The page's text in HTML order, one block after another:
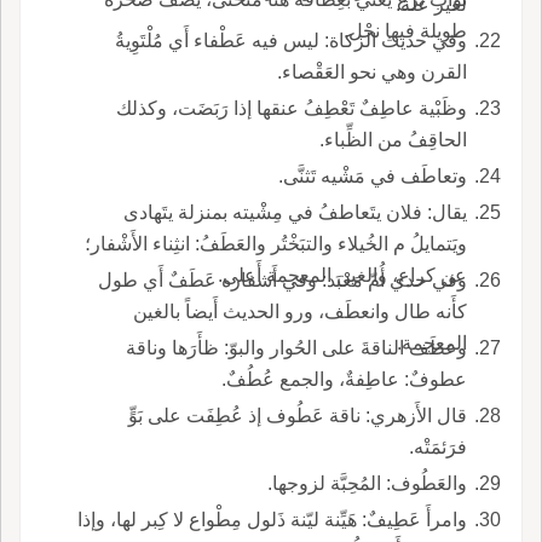
طويلة فيها نحْل.
وفي حديث الزكاة: ليس فيه عَطْفاء أَي مُلْتَوِيةُ
القرن وهي نحو العَقْصاء.
وظَبْية عاطِفٌ تَعْطِفُ عنقها إذا رَبَضَت، وكذلك
الحاقِفُ من الظِّباء.
وتعاطَف في مَشْيه تَثنَّى.
يقال: فلان يتَعاطفُ في مِشْيته بمنزلة يتَهادى
ويَتمايلُ م الخُيلاء والتبَخْتُر والعَطَفُ: انثِناء الأَشْفار؛
عن كراع، والغين المعجمة أَعلى.
وفي حدي أُمّ مَعْبَد: وفي أَشفاره عَطَفٌ أَي طول
كأَنه طال وانعطَف، ورو الحديث أَيضاً بالغين
المعجمة.
وعطَف الناقةَ على الحُوار والبوّ: ظأَرَها وناقة
عطوفٌ: عاطِفةٌ، والجمع عُطُفٌ.
قال الأَزهري: ناقة عَطُوف إذ عُطِفَت على بَوٍّ
فرَئمَتْه.
والعَطُوف: المُحِبَّة لزوجها.
وامرأَ عَطِيفٌ: هَيِّنة ليّنة ذَلول مِطْواع لا كِبر لها، وإذا